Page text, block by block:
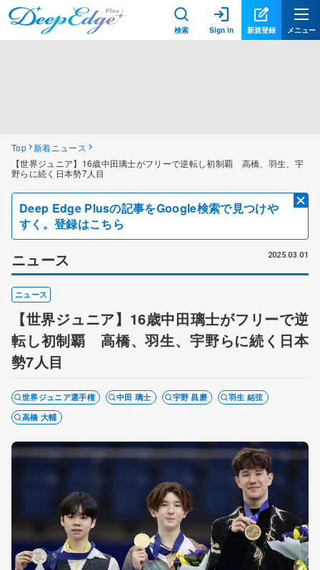
検索 Sign in 新規登録 メニュー
Top 新着ニュース
【世界ジュニア】16歳中田璃士がフリーで逆転し初制覇 高橋、羽生、宇
野らに続く日本勢7人目
Deep Edge Plusの記事をGoogle検索で見つけや
すく。登録はこちら
ニュース 2025.03.01
ニュース
【世界ジュニア】16歳中田璃士がフリーで逆
転し初制覇 高橋、羽生、宇野らに続く日本
勢7人目
世界ジュニア選手権 中田 璃士 宇野 昌磨
羽生 結弦
高橋 大輔